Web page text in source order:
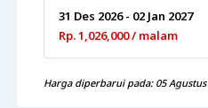
31 Des 2026 - 02 Jan 2027
Rp. 1,026,000 / malam
Harga diperbarui pada: 05 Agustus